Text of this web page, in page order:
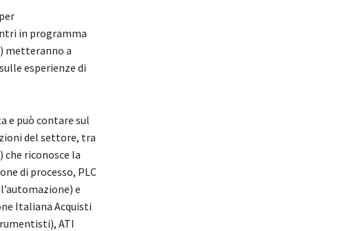
in programma
metteranno a
esperienze di
e può contare sul
del settore, tra
che riconosce la
di processo, PLC
e
Italiana Acquisti
ATI